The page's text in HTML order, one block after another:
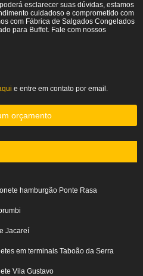
esclarecer suas dúvidas, estamos
cuidadoso e comprometido com
com Fábrica de Salgados Congelados
para Buffet. Fale com nossos
e entre em contato por email.
orçamento
hamburgão Ponte Rasa
Jacareí
em terminais Taboão da Serra
Vila Gustavo